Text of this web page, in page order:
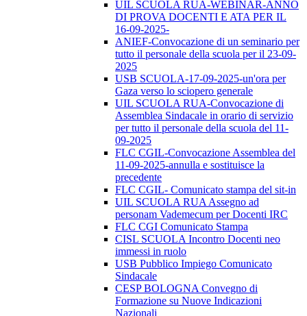
UIL SCUOLA RUA-WEBINAR-ANNO
DI PROVA DOCENTI E ATA PER IL
16-09-2025-
ANIEF-Convocazione di un seminario per
tutto il personale della scuola per il 23-09-
2025
USB SCUOLA-17-09-2025-un'ora per
Gaza verso lo sciopero generale
UIL SCUOLA RUA-Convocazione di
Assemblea Sindacale in orario di servizio
per tutto il personale della scuola del 11-
09-2025
FLC CGIL-Convocazione Assemblea del
11-09-2025-annulla e sostituisce la
precedente
FLC CGIL- Comunicato stampa del sit-in
UIL SCUOLA RUA Assegno ad
personam Vademecum per Docenti IRC
FLC CGI Comunicato Stampa
CISL SCUOLA Incontro Docenti neo
immessi in ruolo
USB Pubblico Impiego Comunicato
Sindacale
CESP BOLOGNA Convegno di
Formazione su Nuove Indicazioni
Nazionali